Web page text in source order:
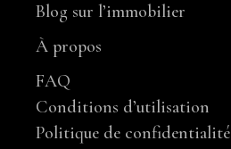
Blog sur l’immobilier
À propos
FAQ
Conditions d’utilisation
Politique de confidentialité